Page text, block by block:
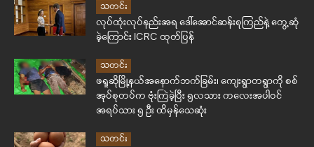
သတင်း
လုပ်ထုံးလုပ်နည်းအရ ဒေါ်အောင်ဆန်းစုကြည်နဲ့ တွေ့ဆုံ
ခဲ့ကြောင်း ICRC ထုတ်ပြန်
သတင်း
ဖရူဆိုမြို့နယ်အနောက်ဘက်ခြမ်း၊ ကျေးရွာတရွာကို စစ်
အုပ်စုတပ်က ဗုံးကြဲခဲ့ပြီး ၅လသား ကလေးအပါဝင်
အရပ်သား ၅ ဦး ထိမှန်သေဆုံး
သတင်း